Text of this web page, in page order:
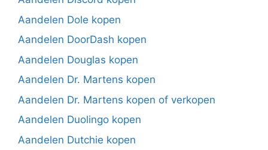
Aandelen Dole kopen
Aandelen DoorDash kopen
Aandelen Douglas kopen
Aandelen Dr. Martens kopen
Aandelen Dr. Martens kopen of verkopen
Aandelen Duolingo kopen
Aandelen Dutchie kopen